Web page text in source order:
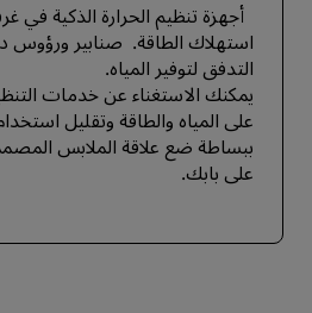
أجهزة تنظيم الحرارة الذكية في
استهلاك الطاقة. صنابير
التدفق لتوفير المياه.
يمكنك الاستغناء عن خدمات
على المياه والطاقة وتقليل
ببساطة ضع علاقة الملابس
على بابك.